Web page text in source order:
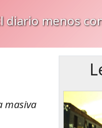
diario menos
masiva